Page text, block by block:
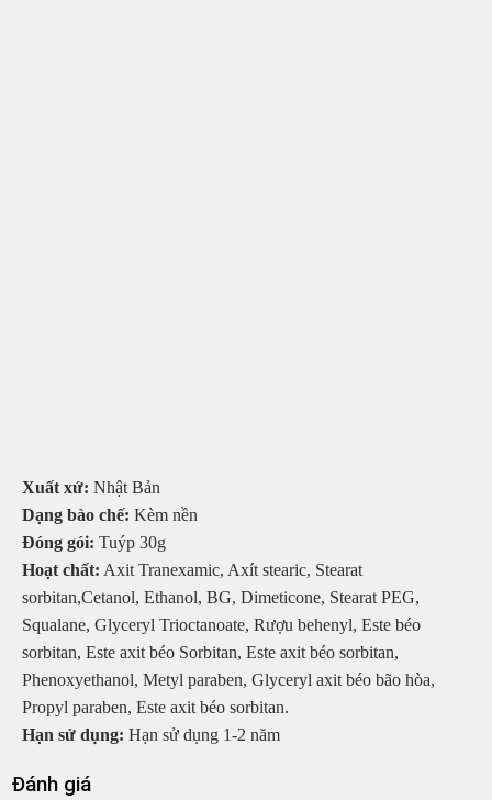
Xuất xứ: Nhật Bản
Dạng bào chế: Kèm nền
Đóng gói: Tuýp 30g
Hoạt chất: Axit Tranexamic, Axít stearic, Stearat
sorbitan,Cetanol, Ethanol, BG, Dimeticone, Stearat PEG,
Squalane, Glyceryl Trioctanoate, Rượu behenyl, Este béo
sorbitan, Este axit béo Sorbitan, Este axit béo sorbitan,
Phenoxyethanol, Metyl paraben, Glyceryl axit béo bão hòa,
Propyl paraben, Este axit béo sorbitan.
Hạn sử dụng: Hạn sử dụng 1-2 năm
Đánh giá